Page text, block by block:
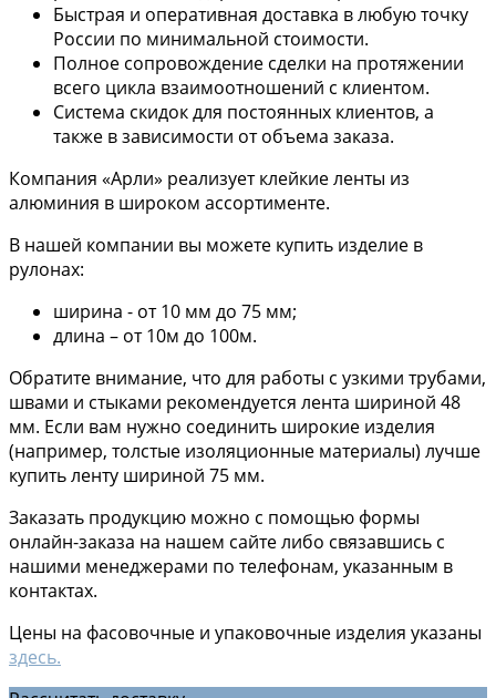
Быстрая и оперативная доставка в любую точку
России по минимальной стоимости.
Полное сопровождение сделки на протяжении
всего цикла взаимоотношений с клиентом.
Система скидок для постоянных клиентов, а
также в зависимости от объема заказа.
Компания «Арли» реализует клейкие ленты из
алюминия в широком ассортименте.
В нашей компании вы можете купить изделие в
рулонах:
ширина - от 10 мм до 75 мм;
длина – от 10м до 100м.
Обратите внимание, что для работы с узкими трубами,
швами и стыками рекомендуется лента шириной 48
мм. Если вам нужно соединить широкие изделия
(например, толстые изоляционные материалы) лучше
купить ленту шириной 75 мм.
Заказать продукцию можно с помощью формы
онлайн-заказа на нашем сайте либо связавшись с
нашими менеджерами по телефонам, указанным в
контактах.
Цены на фасовочные и упаковочные изделия указаны
здесь.